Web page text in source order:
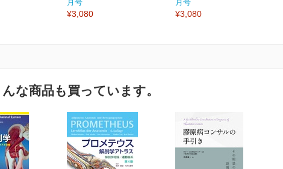
月号
¥3,080
月号
¥3,080
な商品も買っています。